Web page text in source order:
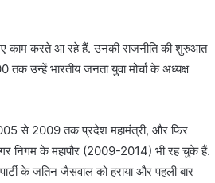
काम करते आ रहे हैं. उनकी राजनीति की शुरुआत
उन्हें भारतीय जनता युवा मोर्चा के अध्यक्ष
से 2009 तक प्रदेश महामंत्री, और फिर
निगम के महापौर (2009-2014) भी रह चुके हैं.
के जतिन जैसवाल को हराया और पहली बार